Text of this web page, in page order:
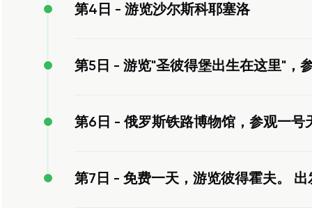
第4日 - 游览沙尔斯科耶塞洛
第5日 - 游览"圣彼得堡出生在这里"，
第6日 - 俄罗斯铁路博物馆，参观一号
第7日 - 免费一天，游览彼得霍夫。 出